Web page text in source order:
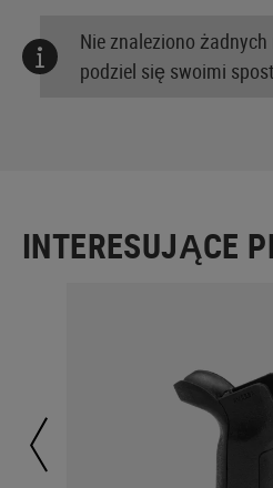
Nie znaleziono żadnych
podziel się swoimi
INTERESUJĄCE